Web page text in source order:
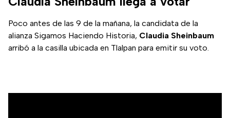
Poco antes de las 9 de la mañana, la candidata de la
alianza Sigamos Haciendo Historia, Claudia Sheinbaum
arribó a la casilla ubicada en Tlalpan para emitir su voto.